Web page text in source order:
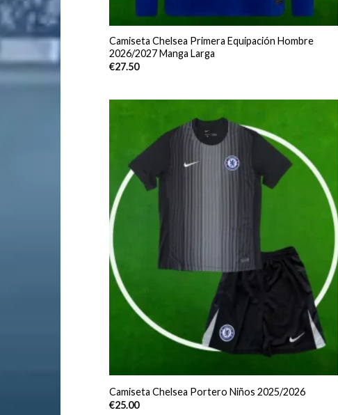
Camiseta Chelsea Primera Equipación Hombre
2026/2027 Manga Larga
€27.50
Camiseta Chelsea Portero Niños 2025/2026
€25.00